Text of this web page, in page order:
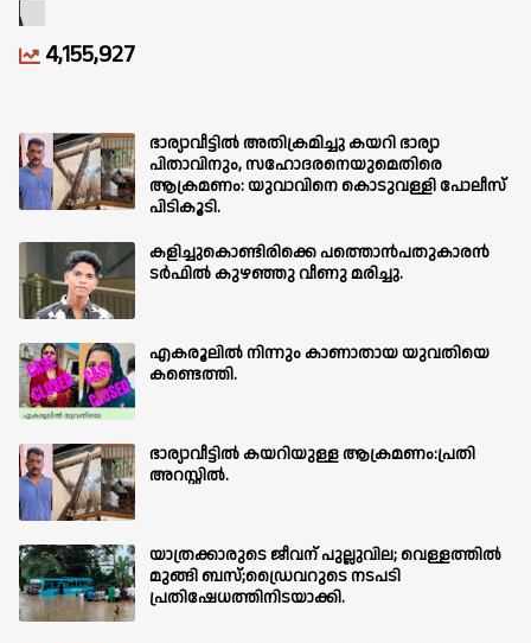
4,155,927
ഭാര്യാവീട്ടിൽ അതിക്രമിച്ചു കയറി ഭാര്യാ
പിതാവിനും, സഹോദരനെയുമെതിരെ
ആക്രമണം: യുവാവിനെ കൊടുവള്ളി പോലീസ്
പിടികൂടി.
കളിച്ചുകൊണ്ടിരിക്കെ പത്തൊൻപതുകാരൻ
ടർഫിൽ കുഴഞ്ഞു വീണു മരിച്ചു.
എകരൂലിൽ നിന്നും കാണാതായ യുവതിയെ
കണ്ടെത്തി.
ഭാര്യാവീട്ടിൽ കയറിയുള്ള ആക്രമണം:പ്രതി
അറസ്റ്റിൽ.
യാത്രക്കാരുടെ ജീവന് പുല്ലുവില; വെള്ളത്തിൽ
മുങ്ങി ബസ്;ഡ്രൈവറുടെ നടപടി
പ്രതിഷേധത്തിനിടയാക്കി.